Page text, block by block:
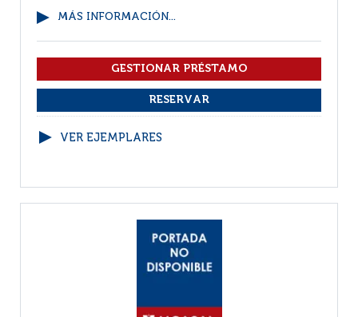
MÁS INFORMACIÓN...
VER EJEMPLARES